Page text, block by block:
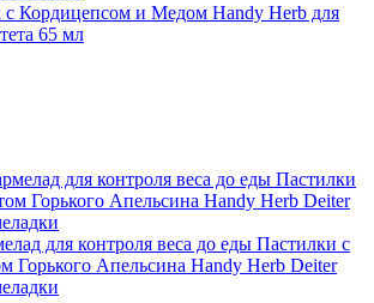
с Кордицепсом и Медом Handy Herb для
65 мл
для контроля веса до еды Пастилки с
Горького Апельсина Handy Herb Deiter